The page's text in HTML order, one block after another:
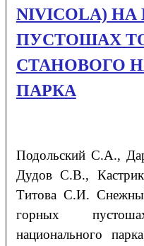
NIVICOLA)
ПУСТОШАХ
СТАНОВОГО
ПАРКА
Подольский С.А.,
Дудов С.В.,
Титова С.И.
горных
национального